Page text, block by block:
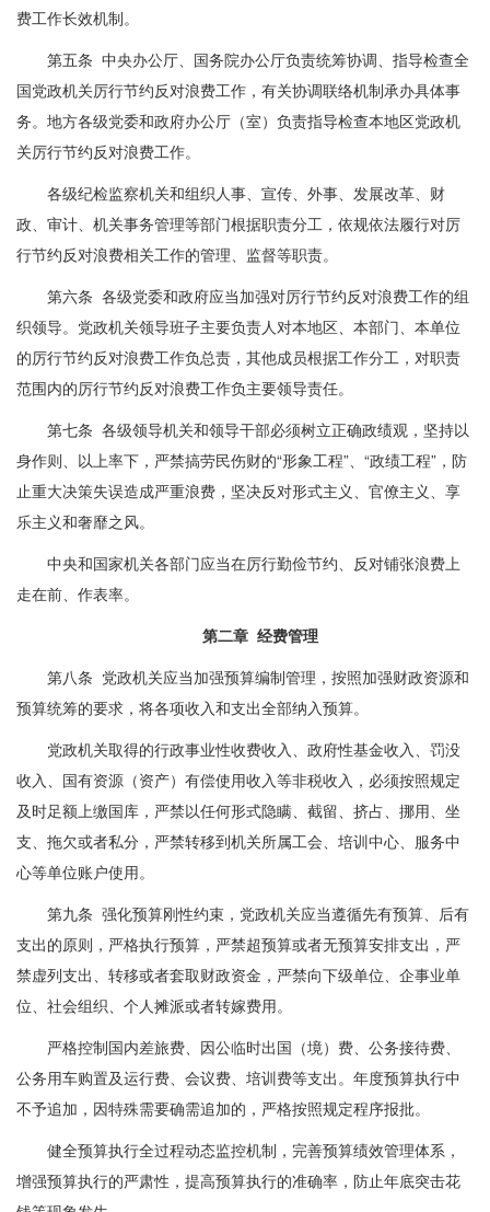
费工作长效机制。
第五条 中央办公厅、国务院办公厅负责统筹协调、指导检查全
国党政机关厉行节约反对浪费工作，有关协调联络机制承办具体事
务。地方各级党委和政府办公厅（室）负责指导检查本地区党政机
关厉行节约反对浪费工作。
各级纪检监察机关和组织人事、宣传、外事、发展改革、财
政、审计、机关事务管理等部门根据职责分工，依规依法履行对厉
行节约反对浪费相关工作的管理、监督等职责。
第六条 各级党委和政府应当加强对厉行节约反对浪费工作的组
织领导。党政机关领导班子主要负责人对本地区、本部门、本单位
的厉行节约反对浪费工作负总责，其他成员根据工作分工，对职责
范围内的厉行节约反对浪费工作负主要领导责任。
第七条 各级领导机关和领导干部必须树立正确政绩观，坚持以
身作则、以上率下，严禁搞劳民伤财的“形象工程”、“政绩工程”，防
止重大决策失误造成严重浪费，坚决反对形式主义、官僚主义、享
乐主义和奢靡之风。
中央和国家机关各部门应当在厉行勤俭节约、反对铺张浪费上
走在前、作表率。
第二章 经费管理
第八条 党政机关应当加强预算编制管理，按照加强财政资源和
预算统筹的要求，将各项收入和支出全部纳入预算。
党政机关取得的行政事业性收费收入、政府性基金收入、罚没
收入、国有资源（资产）有偿使用收入等非税收入，必须按照规定
及时足额上缴国库，严禁以任何形式隐瞒、截留、挤占、挪用、坐
支、拖欠或者私分，严禁转移到机关所属工会、培训中心、服务中
心等单位账户使用。
第九条 强化预算刚性约束，党政机关应当遵循先有预算、后有
支出的原则，严格执行预算，严禁超预算或者无预算安排支出，严
禁虚列支出、转移或者套取财政资金，严禁向下级单位、企事业单
位、社会组织、个人摊派或者转嫁费用。
严格控制国内差旅费、因公临时出国（境）费、公务接待费、
公务用车购置及运行费、会议费、培训费等支出。年度预算执行中
不予追加，因特殊需要确需追加的，严格按照规定程序报批。
健全预算执行全过程动态监控机制，完善预算绩效管理体系，
增强预算执行的严肃性，提高预算执行的准确率，防止年底突击花